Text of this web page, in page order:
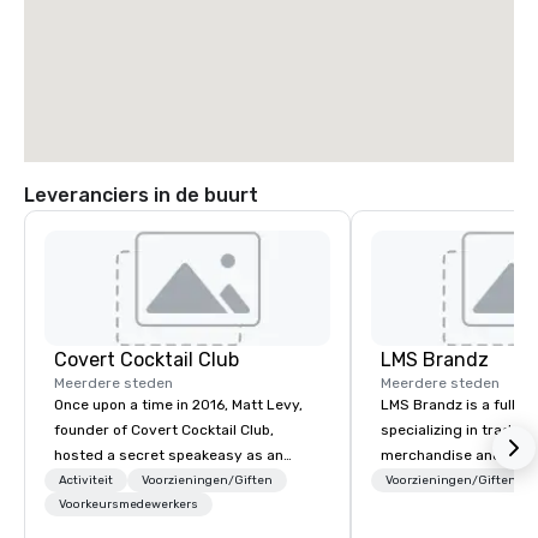
Leveranciers in de buurt
Covert Cocktail Club
Meerdere steden
Once upon a time in 2016, Matt Levy,
founder of Covert Cocktail Club,
hosted a secret speakeasy as an
intimate place for strangers to gather
in his home. The only way to find out
Activiteit
Voorzieningen/Giften
Voorkeursmedewerkers
LMS Brandz
Meerdere steden
LMS Brandz is a full-
specializing in trade
merchandise and
booth giveaways and
Voorzieningen/Giften